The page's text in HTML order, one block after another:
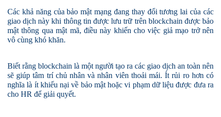
Các khả năng của bảo mật mạng đang thay đổi tương lai của các
giao dịch này khi thông tin được lưu trữ trên blockchain được bảo
mật thông qua mật mã, điều này khiến cho việc giả mạo trở nên
vô cùng khó khăn.
Biết rằng blockchain là một người tạo ra các giao dịch an toàn nên
sẽ giúp tâm trí chủ nhân và nhân viên thoải mái. Ít rủi ro hơn có
nghĩa là ít khiếu nại về bảo mật hoặc vi phạm dữ liệu được đưa ra
cho HR để giải quyết.